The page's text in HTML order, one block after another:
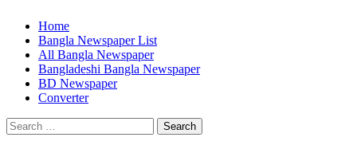
Home
Bangla Newspaper List
All Bangla Newspaper
Bangladeshi Bangla Newspaper
BD Newspaper
Converter
Search
for: